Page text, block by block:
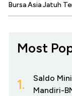
Bursa Asia Jatuh
Most
1.
Saldo
Mandiri-